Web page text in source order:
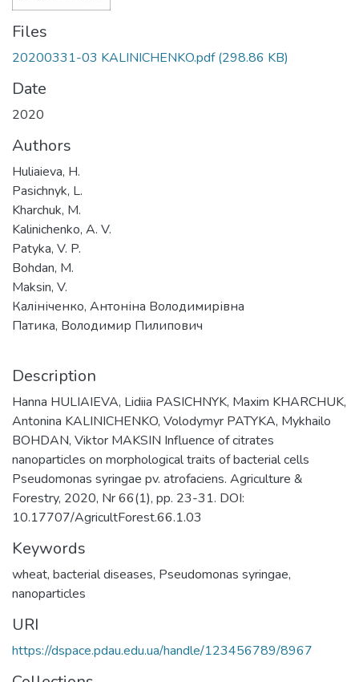
Files
20200331-03 KALINICHENKO.pdf(298.86 KB)
Date
2020
Authors
Huliaieva, H.
Pasichnyk, L.
Kharchuk, M.
Kalinichenko, A. V.
Patyka, V. P.
Bohdan, M.
Maksin, V.
Калініченко, Антоніна Володимирівна
Патика, Володимир Пилипович
Description
Hanna HULIAIEVA, Lidiia PASICHNYK, Maxim KHARCHUK,
Antonina KALINICHENKO, Volodymyr PATYKA, Mykhailo
BOHDAN, Viktor MAKSIN Influence of citrates
nanoparticles on morphological traits of bacterial cells
Pseudomonas syringae pv. atrofaciens. Agriculture &
Forestry, 2020, Nr 66(1), pp. 23-31. DOI:
10.17707/AgricultForest.66.1.03
Keywords
wheat, bacterial diseases, Pseudomonas syringae,
nanoparticles
URI
https://dspace.pdau.edu.ua/handle/123456789/8967